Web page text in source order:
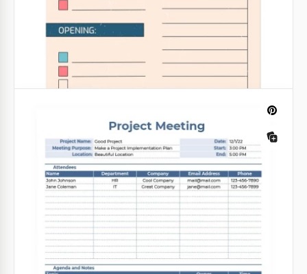
Modèle de notes de réunion client
Modèle de procès-verbal de réunion
formelle
Google Docs
Google Docs
Travaillez-vous avec des clients et avez-vous besoin
de surveiller constamment le calendrier des
réunions ? Nous sommes heureux de vous aider à
créer un programme pratique et attrayant !
Google Docs